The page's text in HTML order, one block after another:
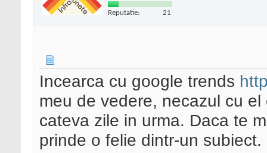
Reputatie: 21
Incearca cu google trends
meu de vedere, necazul cu
cateva zile in urma. Daca te
prinde o felie dintr-un subiect.